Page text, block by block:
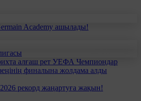
Academy ашылады!
алғаш рет УЕФА Чемпиондар
финалына жолдама алды
рекорд жаңартуға жақын!